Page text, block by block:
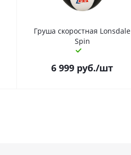
Груша скоростная Lonsdale
Spin
6 999 руб./шт